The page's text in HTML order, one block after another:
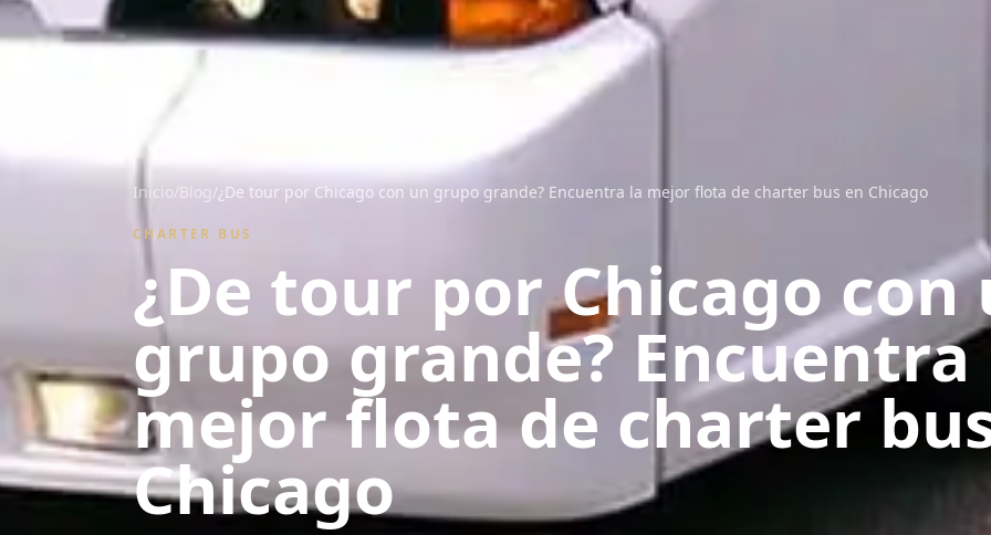
Inicio/Blog/¿De tour por Chicago con un grupo grande? Encuentra la mejor flota de charter bus en Chicago
CHARTER BUS
¿De tour por Chicago con
grupo grande? Encuentra
mejor flota de charter
Chicago